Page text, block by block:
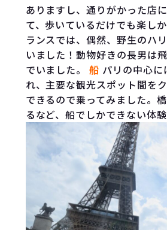
ありますし、通りがかった店
て、歩いているだけでも楽し
ランスでは、偶然、野生のハ
いました！動物好きの長男は
でいました。船 パリの中心
れ、主要な観光スポット間を
できるので乗ってみました。
るなど、船でしかできない体